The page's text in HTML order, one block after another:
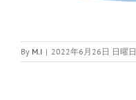
By M.I | 2022年6月26日 日曜日